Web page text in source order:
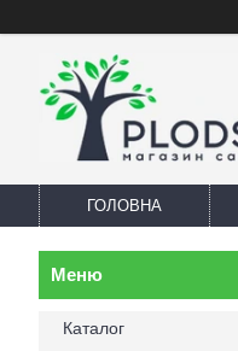
ГОЛОВНА
Каталог